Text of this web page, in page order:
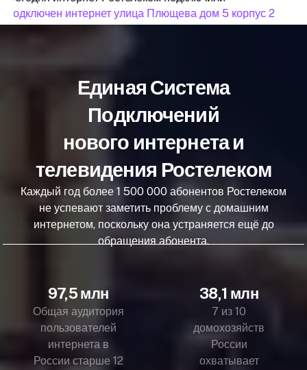
подключен интернет улица Плющева дом 5 корпус 2
Единая Система
Подключений
нового интернета и
телевидения Ростелеком
Каждый год более 1 500 000 абонентов Ростелеком
не успевают заметить проблему с домашним
интернетом, поскольку она устраняется ещё до
обращения абонента.
97,5 млн
Общая аудитория
пользователей
интернета в
России старше 12
38,1 млн
7 из 10
домохозяйств
России
охватывает